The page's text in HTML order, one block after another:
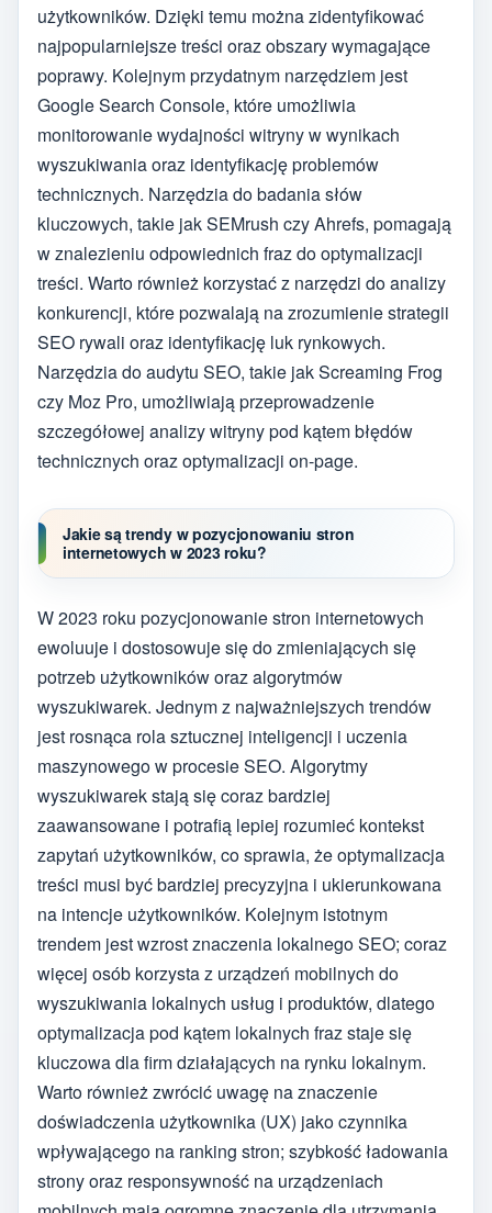
użytkowników. Dzięki temu można zidentyfikować
najpopularniejsze treści oraz obszary wymagające
poprawy. Kolejnym przydatnym narzędziem jest
Google Search Console, które umożliwia
monitorowanie wydajności witryny w wynikach
wyszukiwania oraz identyfikację problemów
technicznych. Narzędzia do badania słów
kluczowych, takie jak SEMrush czy Ahrefs, pomagają
w znalezieniu odpowiednich fraz do optymalizacji
treści. Warto również korzystać z narzędzi do analizy
konkurencji, które pozwalają na zrozumienie strategii
SEO rywali oraz identyfikację luk rynkowych.
Narzędzia do audytu SEO, takie jak Screaming Frog
czy Moz Pro, umożliwiają przeprowadzenie
szczegółowej analizy witryny pod kątem błędów
technicznych oraz optymalizacji on-page.
Jakie są trendy w pozycjonowaniu stron
internetowych w 2023 roku?
W 2023 roku pozycjonowanie stron internetowych
ewoluuje i dostosowuje się do zmieniających się
potrzeb użytkowników oraz algorytmów
wyszukiwarek. Jednym z najważniejszych trendów
jest rosnąca rola sztucznej inteligencji i uczenia
maszynowego w procesie SEO. Algorytmy
wyszukiwarek stają się coraz bardziej
zaawansowane i potrafią lepiej rozumieć kontekst
zapytań użytkowników, co sprawia, że optymalizacja
treści musi być bardziej precyzyjna i ukierunkowana
na intencje użytkowników. Kolejnym istotnym
trendem jest wzrost znaczenia lokalnego SEO; coraz
więcej osób korzysta z urządzeń mobilnych do
wyszukiwania lokalnych usług i produktów, dlatego
optymalizacja pod kątem lokalnych fraz staje się
kluczowa dla firm działających na rynku lokalnym.
Warto również zwrócić uwagę na znaczenie
doświadczenia użytkownika (UX) jako czynnika
wpływającego na ranking stron; szybkość ładowania
strony oraz responsywność na urządzeniach